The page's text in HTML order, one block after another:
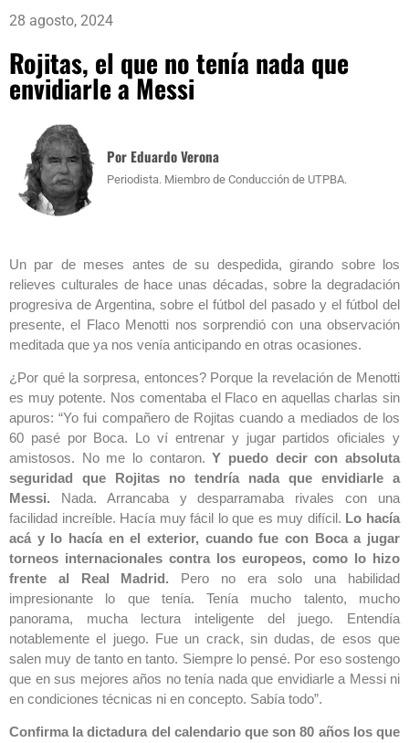
28 agosto, 2024
Rojitas, el que no tenía nada que
envidiarle a Messi
Por Eduardo Verona
Periodista. Miembro de Conducción de UTPBA.
Un par de meses antes de su despedida, girando sobre los
relieves culturales de hace unas décadas, sobre la degradación
progresiva de Argentina, sobre el fútbol del pasado y el fútbol del
presente, el Flaco Menotti nos sorprendió con una observación
meditada que ya nos venía anticipando en otras ocasiones.
¿Por qué la sorpresa, entonces? Porque la revelación de Menotti
es muy potente. Nos comentaba el Flaco en aquellas charlas sin
apuros: “Yo fui compañero de Rojitas cuando a mediados de los
60 pasé por Boca. Lo ví entrenar y jugar partidos oficiales y
amistosos. No me lo contaron. Y puedo decir con absoluta
seguridad que Rojitas no tendría nada que envidiarle a
Messi. Nada. Arrancaba y desparramaba rivales con una
facilidad increíble. Hacía muy fácil lo que es muy difícil. Lo hacía
acá y lo hacía en el exterior, cuando fue con Boca a jugar
torneos internacionales contra los europeos, como lo hizo
frente al Real Madrid. Pero no era solo una habilidad
impresionante lo que tenía. Tenía mucho talento, mucho
panorama, mucha lectura inteligente del juego. Entendía
notablemente el juego. Fue un crack, sin dudas, de esos que
salen muy de tanto en tanto. Siempre lo pensé. Por eso sostengo
que en sus mejores años no tenía nada que envidiarle a Messi ni
en condiciones técnicas ni en concepto. Sabía todo”.
Confirma la dictadura del calendario que son 80 años los que